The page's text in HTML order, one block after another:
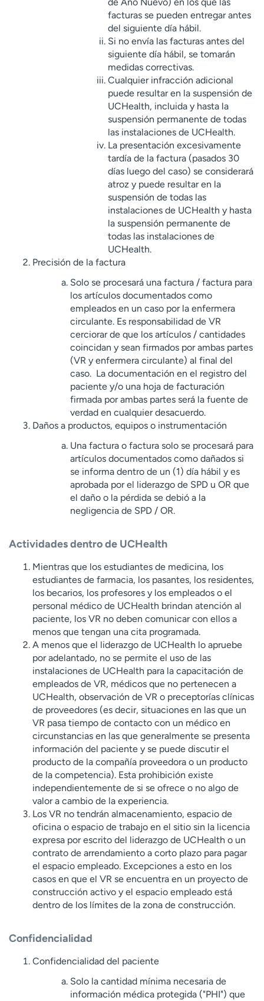
facturas se pueden entregar antes
del siguiente día hábil.
Si no envía las facturas antes del
siguiente día hábil, se tomarán
medidas correctivas.
Cualquier infracción adicional
puede resultar en la suspensión de
UCHealth, incluida y hasta la
suspensión permanente de todas
las instalaciones de UCHealth.
La presentación excesivamente
tardía de la factura (pasados 30
días luego del caso) se considerará
atroz y puede resultar en la
suspensión de todas las
instalaciones de UCHealth y hasta
la suspensión permanente de
todas las instalaciones de
UCHealth.
Precisión de la factura
Solo se procesará una factura / factura para
los artículos documentados como
empleados en un caso por la enfermera
circulante. Es responsabilidad de VR
cerciorar de que los artículos / cantidades
coincidan y sean firmados por ambas partes
(VR y enfermera circulante) al final del
caso. La documentación en el registro del
paciente y/o una hoja de facturación
firmada por ambas partes será la fuente de
verdad en cualquier desacuerdo.
Daños a productos, equipos o instrumentación
Una factura o factura solo se procesará para
artículos documentados como dañados si
se informa dentro de un (1) día hábil y es
aprobada por el liderazgo de SPD u OR que
el daño o la pérdida se debió a la
negligencia de SPD / OR.
Actividades dentro de UCHealth
Mientras que los estudiantes de medicina, los
estudiantes de farmacia, los pasantes, los residentes,
los becarios, los profesores y los empleados o el
personal médico de UCHealth brindan atención al
paciente, los VR no deben comunicar con ellos a
menos que tengan una cita programada.
A menos que el liderazgo de UCHealth lo apruebe
por adelantado, no se permite el uso de las
instalaciones de UCHealth para la capacitación de
empleados de VR, médicos que no pertenecen a
UCHealth, observación de VR o preceptorías clínicas
de proveedores (es decir, situaciones en las que un
VR pasa tiempo de contacto con un médico en
circunstancias en las que generalmente se presenta
información del paciente y se puede discutir el
producto de la compañía proveedora o un producto
de la competencia). Esta prohibición existe
independientemente de si se ofrece o no algo de
valor a cambio de la experiencia.
Los VR no tendrán almacenamiento, espacio de
oficina o espacio de trabajo en el sitio sin la licencia
expresa por escrito del liderazgo de UCHealth o un
contrato de arrendamiento a corto plazo para pagar
el espacio empleado. Excepciones a esto en los
casos en que el VR se encuentra en un proyecto de
construcción activo y el espacio empleado está
dentro de los límites de la zona de construcción.
Confidencialidad
Confidencialidad del paciente
Solo la cantidad mínima necesaria de
información médica protegida ("PHI") que